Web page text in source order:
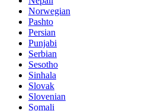
Norwegian
Pashto
Persian
Punjabi
Serbian
Sesotho
Sinhala
Slovak
Slovenian
Somali